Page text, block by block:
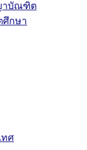
าบัณฑิต
ศึกษา
ทศ